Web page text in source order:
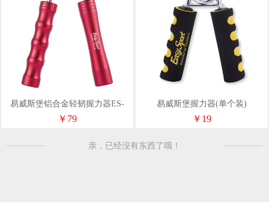
易威斯堡铝合金轻韧握力器ES-
JW008
￥79
易威斯堡握力器(单个装)
￥19
亲，已经没有东西了哦！